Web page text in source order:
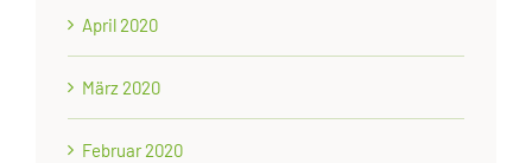
April 2020
März 2020
Februar 2020